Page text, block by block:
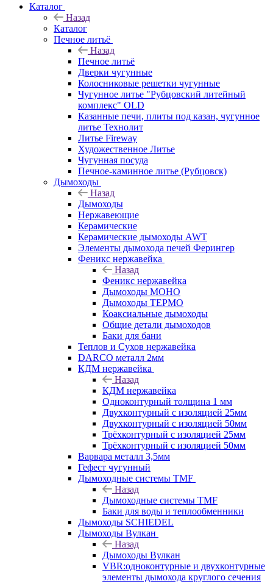
Каталог
Назад
Каталог
Печное литьё
Назад
Печное литьё
Дверки чугунные
Колосниковые решетки чугунные
Чугунное литье "Рубцовский литейный
комплекс" OLD
Казанные печи, плиты под казан, чугунное
литье Технолит
Литье Fireway
Художественное Литье
Чугунная посуда
Печное-каминное литье (Рубцовск)
Дымоходы
Назад
Дымоходы
Нержавеющие
Керамические
Керамические дымоходы AWT
Элементы дымохода печей Ферингер
Феникс нержавейка
Назад
Феникс нержавейка
Дымоходы МОНО
Дымоходы ТЕРМО
Коаксиальные дымоходы
Общие детали дымоходов
Баки для бани
Теплов и Сухов нержавейка
DARCO металл 2мм
КДМ нержавейка
Назад
КДМ нержавейка
Одноконтурный толщина 1 мм
Двухконтурный с изоляцией 25мм
Двухконтурный с изоляцией 50мм
Трёхконтурный с изоляцией 25мм
Трёхконтурный с изоляцией 50мм
Варвара металл 3,5мм
Гефест чугунный
Дымоходные системы TMF
Назад
Дымоходные системы TMF
Баки для воды и теплообменники
Дымоходы SCHIEDEL
Дымоходы Вулкан
Назад
Дымоходы Вулкан
VBR:одноконтурные и двухконтурные
элементы дымохода круглого сечения